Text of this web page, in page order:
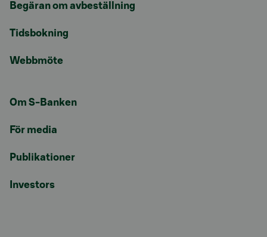
Begäran om avbeställning
Tidsbokning
Webbmöte
Om S-Banken
För media
Publikationer
Investors